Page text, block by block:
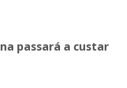
passará a custar